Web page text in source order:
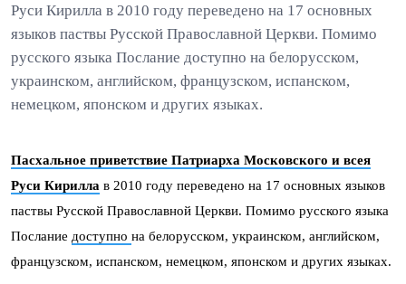
Руси Кирилла в 2010 году переведено на 17 основных
языков паствы Русской Православной Церкви. Помимо
русского языка Послание доступно на белорусском,
украинском, английском, французском, испанском,
немецком, японском и других языках.
Пасхальное приветствие Патриарха Московского и всея
Руси Кирилла в 2010 году переведено на 17 основных языков
паствы Русской Православной Церкви. Помимо русского языка
Послание доступно на белорусском, украинском, английском,
французском, испанском, немецком, японском и других языках.